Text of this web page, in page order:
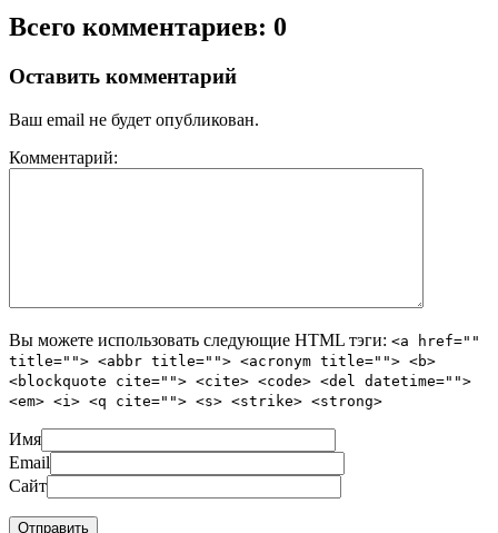
Всего комментариев: 0
Оставить комментарий
Ваш email не будет опубликован.
Комментарий:
Вы можете использовать следующие HTML тэги: <a href=""
title=""> <abbr title=""> <acronym title=""> <b>
<blockquote cite=""> <cite> <code> <del datetime="">
<em> <i> <q cite=""> <s> <strike> <strong>
Имя
Email
Сайт